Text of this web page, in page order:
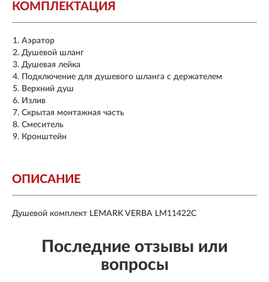
КОМПЛЕКТАЦИЯ
Аэратор
Душевой шланг
Душевая лейка
Подключение для душевого шланга с держателем
Верхний душ
Излив
Скрытая монтажная часть
Смеситель
Кронштейн
ОПИСАНИЕ
Душевой комплект LEMARK VERBA LM11422C
Последние отзывы или
вопросы